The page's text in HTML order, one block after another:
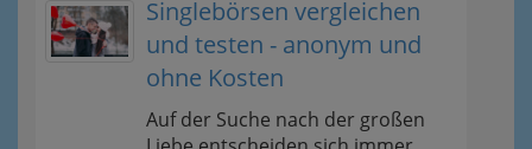
Singlebörsen vergleichen
und testen - anonym und
ohne Kosten
Auf der Suche nach der großen